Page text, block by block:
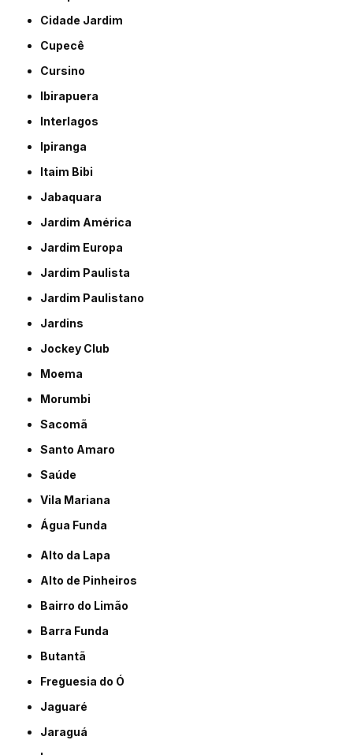
Cidade Jardim
Cupecê
Cursino
Ibirapuera
Interlagos
Ipiranga
Itaim Bibi
Jabaquara
Jardim América
Jardim Europa
Jardim Paulista
Jardim Paulistano
Jardins
Jockey Club
Moema
Morumbi
Sacomã
Santo Amaro
Saúde
Vila Mariana
Água Funda
Alto da Lapa
Alto de Pinheiros
Bairro do Limão
Barra Funda
Butantã
Freguesia do Ó
Jaguaré
Jaraguá